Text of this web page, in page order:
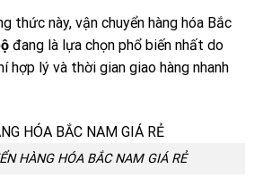
thức này, vận chuyển hàng hóa Bắc
đang là lựa chọn phổ biến nhất do
hợp lý và thời gian giao hàng nhanh
HÀNG HÓA BẮC NAM GIÁ RẺ